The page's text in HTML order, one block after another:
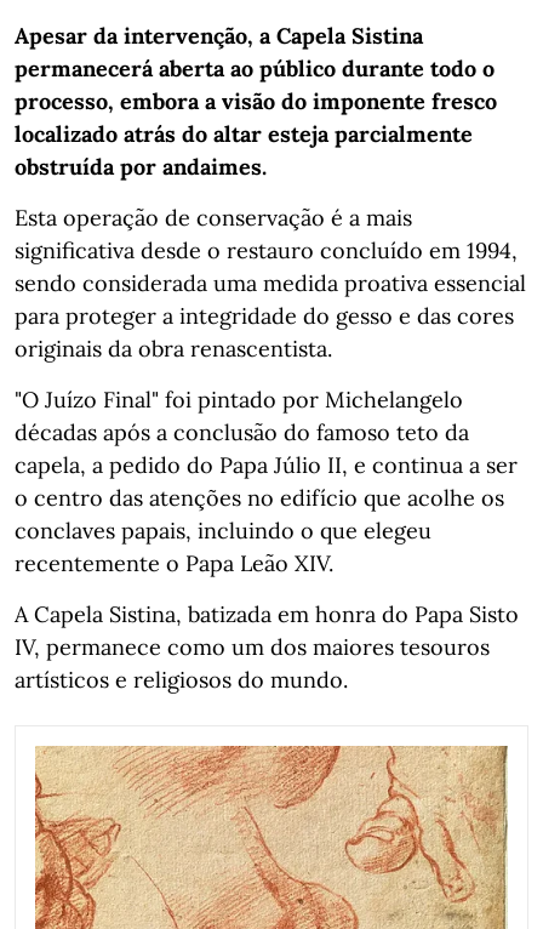
Apesar da intervenção, a Capela Sistina
permanecerá aberta ao público durante todo o
processo, embora a visão do imponente fresco
localizado atrás do altar esteja parcialmente
obstruída por andaimes.
Esta operação de conservação é a mais
significativa desde o restauro concluído em 1994,
sendo considerada uma medida proativa essencial
para proteger a integridade do gesso e das cores
originais da obra renascentista.
"O Juízo Final" foi pintado por Michelangelo
décadas após a conclusão do famoso teto da
capela, a pedido do Papa Júlio II, e continua a ser
o centro das atenções no edifício que acolhe os
conclaves papais, incluindo o que elegeu
recentemente o Papa Leão XIV.
A Capela Sistina, batizada em honra do Papa Sisto
IV, permanece como um dos maiores tesouros
artísticos e religiosos do mundo.